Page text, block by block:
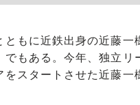
もに近鉄出身の近藤一
もある。今年、独立
スタートさせた近藤一